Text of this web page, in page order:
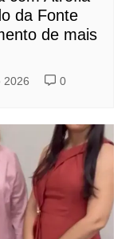
da Fonte
de mais
2026 0